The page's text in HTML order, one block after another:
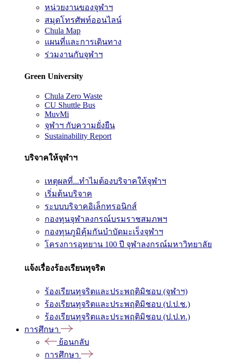
หน่วยงานของจุฬาฯ
สมุดโทรศัพท์ออนไลน์
Chula Map
แผนที่และการเดินทาง
ร่วมงานกับจุฬาฯ
Green University
Chula Zero Waste
CU Shuttle Bus
MuvMi
จุฬาฯ กับความยั่งยืน
Sustainability Report
บริจาคให้จุฬาฯ
เหตุผลที่...ทำไมต้องบริจาคให้จุฬาฯ
เริ่มต้นบริจาค
ระบบบริจาคอิเล็กทรอนิกส์
กองทุนจุฬาลงกรณ์บรมราชสมภพฯ
กองทุนภูมิคุ้มกันบำบัดมะเร็งจุฬาฯ
โครงการอุทยาน 100 ปี จุฬาลงกรณ์มหาวิทยาลัย
แจ้งเรื่องร้องเรียนทุจริต
ร้องเรียนทุจริตและประพฤติมิชอบ (จุฬาฯ)
ร้องเรียนทุจริตและประพฤติมิชอบ (ป.ป.ช.)
ร้องเรียนทุจริตและประพฤติมิชอบ (ป.ป.ท.)
การศึกษา
ย้อนกลับ
การศึกษา